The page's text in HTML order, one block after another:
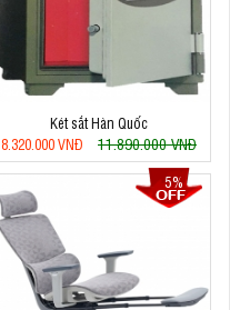
Két sắt Hàn Quốc
8.320.000 VNĐ
11.890.000 VNĐ
5%